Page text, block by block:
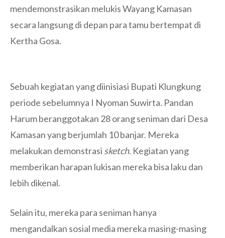
mendemonstrasikan melukis Wayang Kamasan
secara langsung di depan para tamu bertempat di
Kertha Gosa.
Sebuah kegiatan yang diinisiasi Bupati Klungkung
periode sebelumnya I Nyoman Suwirta. Pandan
Harum beranggotakan 28 orang seniman dari Desa
Kamasan yang berjumlah 10 banjar. Mereka
melakukan demonstrasi sketch. Kegiatan yang
memberikan harapan lukisan mereka bisa laku dan
lebih dikenal.
Selain itu, mereka para seniman hanya
mengandalkan sosial media mereka masing-masing